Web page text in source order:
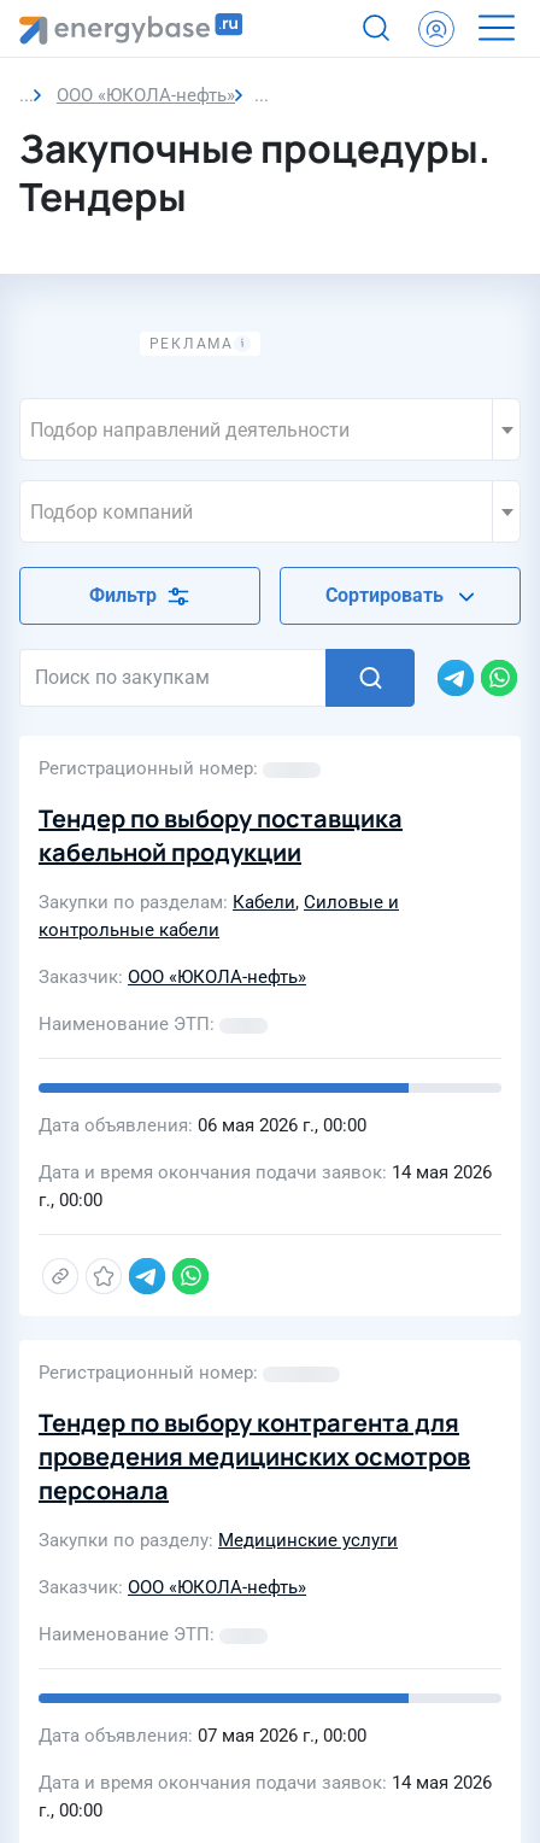
ООО «ЮКОЛА-нефть» Закупки компании
Закупочные процедуры.
Тендеры
Подбор направлений деятельности
Подбор компаний
Фильтр Сортировать
Регистрационный номер
Тендер по выбору поставщика
кабельной продукции
Закупки по разделам Кабели, Силовые и
контрольные кабели
Заказчик ООО «ЮКОЛА-нефть»
Наименование ЭТП
Дата объявления 06 мая 2026 г., 00:00
Дата и время окончания подачи заявок 14 мая 2026
г., 00:00
Регистрационный номер
Тендер по выбору контрагента для
проведения медицинских осмотров
персонала
Закупки по разделу Медицинские услуги
Заказчик ООО «ЮКОЛА-нефть»
Наименование ЭТП
Дата объявления 07 мая 2026 г., 00:00
Дата и время окончания подачи заявок 14 мая 2026
г., 00:00